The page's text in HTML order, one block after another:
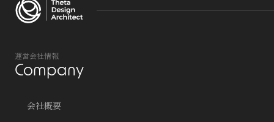
運営会社情報
Company
会社概要